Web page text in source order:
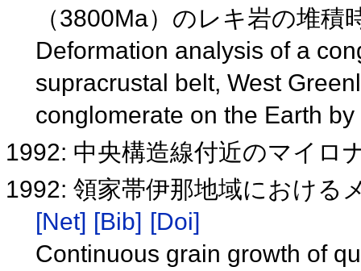
（3800Ma）のレキ岩の堆
Deformation analysis of a
supracrustal belt, West
conglomerate on the Earth
1992: 中央構造線付近のマイロ
1992: 領家帯伊那地域における
[Net] [Bib] [Doi]
Continuous grain growth of